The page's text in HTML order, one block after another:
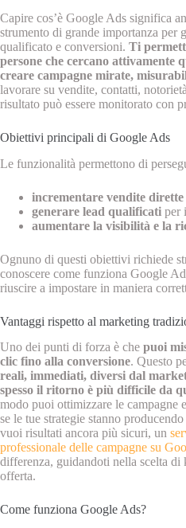
Capire cos’è Google Ads significa
strumento di grande importanza per
qualificato e conversioni. Ti
persone che cercano attivamente
creare campagne mirate,
lavorare su vendite, contatti,
risultato può essere monitorato con
Obiettivi principali di Google Ads
Le funzionalità permettono di
incrementare vendite dirette
generare lead qualificati per
aumentare la visibilità e la
Ognuno di questi obiettivi richiede
conoscere come funziona Google
riuscire a impostare in maniera
Vantaggi rispetto al marketing
Uno dei punti di forza è che puoi
clic fino alla conversione. Questo
reali, immediati, diversi dal
spesso il ritorno è più difficile da
modo puoi ottimizzare le campagne
se le tue strategie stanno
vuoi risultati ancora più sicuri, un
professionale delle campagne su
differenza, guidandoti nella scelta di
offerta.
Come funziona Google Ads?